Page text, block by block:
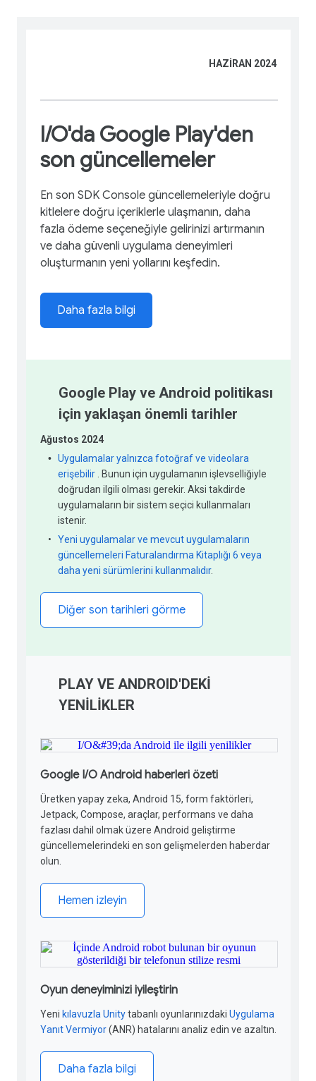
HAZİRAN 2024
I/O'da Google Play'den
son güncellemeler
En son SDK Console güncellemeleriyle doğru
kitlelere doğru içeriklerle ulaşmanın, daha
fazla ödeme seçeneğiyle gelirinizi artırmanın
ve daha güvenli uygulama deneyimleri
oluşturmanın yeni yollarını keşfedin.
Daha fazla bilgi
Google Play ve Android politikası
için yaklaşan önemli tarihler
Ağustos 2024
• Uygulamalar yalnızca fotoğraf ve videolara
erişebilir
. Bunun için uygulamanın işlevselliğiyle
doğrudan ilgili olması gerekir. Aksi takdirde
uygulamaların bir sistem seçici kullanmaları
istenir.
•
Yeni uygulamalar ve mevcut uygulamaların
güncellemeleri Faturalandırma Kitaplığı 6 veya
daha yeni sürümlerini kullanmalıdır.
Diğer son tarihleri görme
PLAY VE ANDROID'DEKİ
YENİLİKLER
Google I/O Android haberleri özeti
Üretken yapay zeka, Android 15, form faktörleri,
Jetpack, Compose, araçlar, performans ve daha
fazlası dahil olmak üzere Android geliştirme
güncellemelerindeki en son gelişmelerden haberdar
olun.
Hemen izleyin
Oyun deneyiminizi iyileştirin
Yeni kılavuzla Unitytabanlı oyunlarınızdaki Uygulama
Yanıt Vermiyor(ANR) hatalarını analiz edin ve azaltın
Daha fazla bilgi